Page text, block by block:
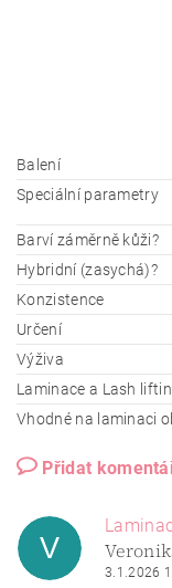
Balení
Speciální parametry
Barví záměrně kůži?
Hybridní (zasychá)?
Konzistence
Určení
Výživa
Laminace a Lash
Vhodné na laminaci
Přidat
V
3.1.2026